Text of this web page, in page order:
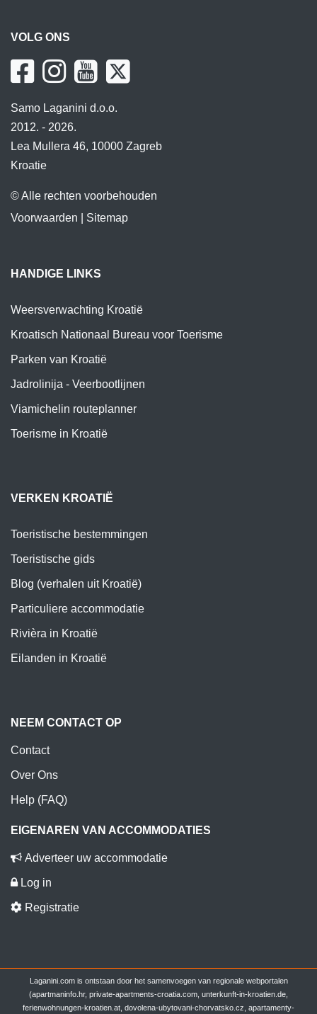
VOLG ONS
Samo Laganini d.o.o.
2012. - 2026.
Lea Mullera 46, 10000 Zagreb
Kroatie
© Alle rechten voorbehouden
Voorwaarden
Sitemap
HANDIGE LINKS
Weersverwachting Kroatië
Kroatisch Nationaal Bureau voor Toerisme
Parken van Kroatië
Jadrolinija - Veerbootlijnen
Viamichelin routeplanner
Toerisme in Kroatië
VERKEN KROATIË
Toeristische bestemmingen
Toeristische gids
Blog (verhalen uit Kroatië)
Particuliere accommodatie
Rivièra in Kroatië
Eilanden in Kroatië
NEEM CONTACT OP
Contact
Over Ons
Help (FAQ)
EIGENAREN VAN ACCOMMODATIES
Adverteer uw accommodatie
Log in
Registratie
Laganini.com is ontstaan door het samenvoegen van regionale webportalen
(apartmaninfo.hr, private-apartments-croatia.com, unterkunft-in-kroatien.de,
ferienwohnungen-kroatien.at, dovolena-ubytovani-chorvatsko.cz, apartamenty-